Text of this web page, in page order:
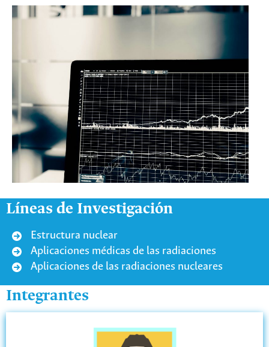
Líneas de Investigación
Estructura nuclear
Aplicaciones médicas de las radiaciones
Aplicaciones de las radiaciones nucleares
Integrantes